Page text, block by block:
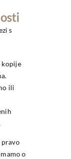
s
kopije
ili
pravo
o